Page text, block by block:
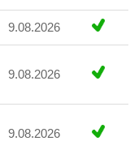
9.08.2026
9.08.2026
9.08.2026